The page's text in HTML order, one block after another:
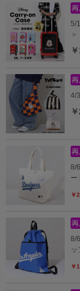
5/
4/
8/
ー
￥
8/
ッ
￥